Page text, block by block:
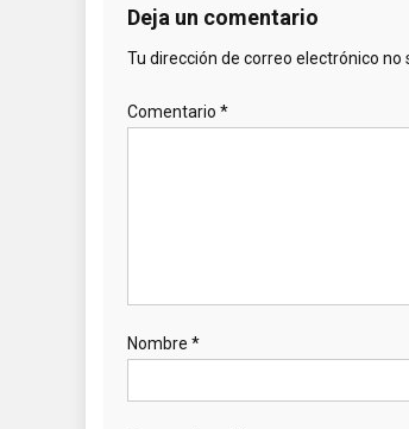
Deja un comentario
Tu dirección de correo electrónico no
Comentario *
Nombre *